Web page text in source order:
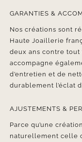
GARANTIES &
Nos créations sont
Haute Joaillerie
deux ans contre tout
accompagne
d’entretien et de
durablement l’éclat
AJUSTEMENTS &
Parce qu’une
naturellement celle